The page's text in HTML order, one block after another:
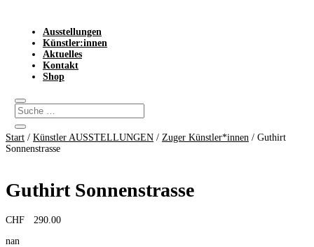
Ausstellungen
Künstler:innen
Aktuelles
Kontakt
Shop
Start / Künstler AUSSTELLUNGEN / Zuger Künstler*innen / Guthirt
Sonnenstrasse
Guthirt Sonnenstrasse
CHF
290.00
nan